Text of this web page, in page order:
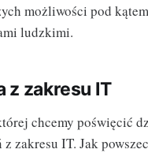
możliwości pod
ludzkimi.
z zakresu IT
chcemy poświęcić
zakresu IT. Jak